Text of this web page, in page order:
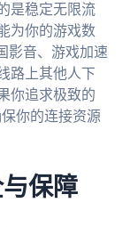
是稳定无限流
为你的游戏数
影音、游戏加速
路上其他人下
你追求极致的
你的连接资源
保障